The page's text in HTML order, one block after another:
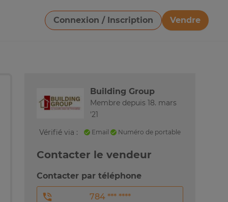
Connexion / Inscription
Vendre
Télécharger une image
Building Group
Membre depuis 18. mars
'21
Vérifié via :
Email Numéro de portable
Contacter le vendeur
Contacter par téléphone
784 *** ****